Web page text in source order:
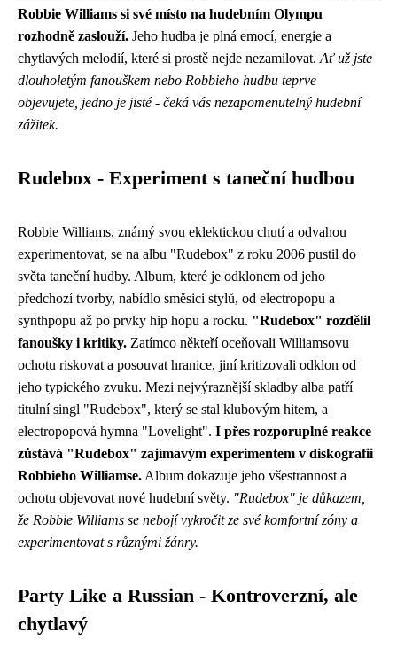
Robbie Williams si své místo na hudebním Olympu
rozhodně zaslouží. Jeho hudba je plná emocí, energie a
chytlavých melodií, které si prostě nejde nezamilovat. Ať už jste
dlouholetým fanouškem nebo Robbieho hudbu teprve
objevujete, jedno je jisté - čeká vás nezapomenutelný hudební
zážitek.
Rudebox - Experiment s taneční hudbou
Robbie Williams, známý svou eklektickou chutí a odvahou
experimentovat, se na albu "Rudebox" z roku 2006 pustil do
světa taneční hudby. Album, které je odklonem od jeho
předchozí tvorby, nabídlo směsici stylů, od electropopu a
synthpopu až po prvky hip hopu a rocku. "Rudebox" rozdělil
fanoušky i kritiky. Zatímco někteří oceňovali Williamsovu
ochotu riskovat a posouvat hranice, jiní kritizovali odklon od
jeho typického zvuku. Mezi nejvýraznější skladby alba patří
titulní singl "Rudebox", který se stal klubovým hitem, a
electropopová hymna "Lovelight". I přes rozporuplné reakce
zůstává "Rudebox" zajímavým experimentem v diskografii
Robbieho Williamse. Album dokazuje jeho všestrannost a
ochotu objevovat nové hudební světy. "Rudebox" je důkazem,
že Robbie Williams se nebojí vykročit ze své komfortní zóny a
experimentovat s různými žánry.
Party Like a Russian - Kontroverzní, ale
chytlavý